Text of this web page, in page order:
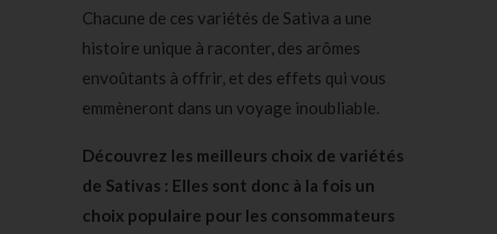
Chacune de ces variétés de Sativa a une
histoire unique à raconter, des arômes
envoûtants à offrir, et des effets qui vous
emmèneront dans un voyage inoubliable.
Découvrez les meilleurs choix de variétés
de Sativas : Elles sont donc à la fois un
choix populaire pour les consommateurs